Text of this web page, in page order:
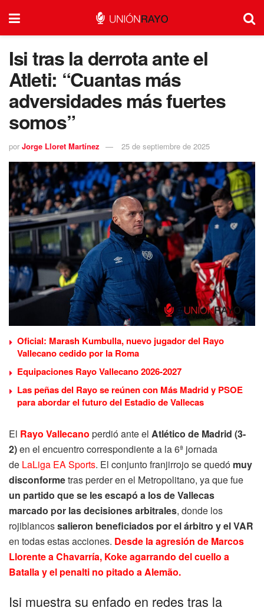
Isi tras la derrota ante el
Atleti: “Cuantas más
adversidades más fuertes
somos”
por Jorge Lloret Martínez 25 de septiembre de 2025
Oficial: Marash Kumbulla, nuevo jugador del Rayo
Vallecano cedido por la Roma
Equipaciones Rayo Vallecano 2026-2027
Las peñas del Rayo se reúnen con Más Madrid y PSOE
para abordar el futuro del Estadio de Vallecas
El Rayo Vallecano perdió ante el Atlético de Madrid (3-
2)en el encuentro correspondiente a la 6ª jornada
de LaLiga EA Sports. El conjunto franjirrojo se quedó muy
disconformetras perder en el Metropolitano, ya que fue
un partido que se les escapó a los de Vallecas
marcado por las decisiones arbitrales, donde los
rojiblancossalieron beneficiados por el árbitro y el VAR
en todas estas acciones. Desde la agresión de Marcos
Llorente a Chavarría, Koke agarrando del cuello a
Batalla y el penalti no pitado a Alemão.
Isi muestra su enfado en redes tras la